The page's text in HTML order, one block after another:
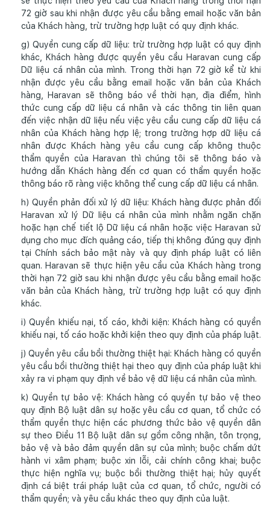
72 giờ sau khi nhận được yêu cầu bằng email hoặc văn bản
của Khách hàng, trừ trường hợp luật có quy định khác.
g) Quyền cung cấp dữ liệu: trừ trường hợp luật có quy định
khác, Khách hàng được quyền yêu cầu Haravan cung cấp
Dữ liệu cá nhân của mình. Trong thời hạn 72 giờ kể từ khi
nhận được yêu cầu bằng email hoặc văn bản của Khách
hàng, Haravan sẽ thông báo về thời hạn, địa điểm, hình
thức cung cấp dữ liệu cá nhân và các thông tin liên quan
đến việc nhận dữ liệu nếu việc yêu cầu cung cấp dữ liệu cá
nhân của Khách hàng hợp lệ; trong trường hợp dữ liệu cá
nhân được Khách hàng yêu cầu cung cấp không thuộc
thẩm quyền của Haravan thì chúng tôi sẽ thông báo và
hướng dẫn Khách hàng đến cơ quan có thẩm quyền hoặc
thông báo rõ ràng việc không thể cung cấp dữ liệu cá nhân.
h) Quyền phản đối xử lý dữ liệu: Khách hàng được phản đối
Haravan xử lý Dữ liệu cá nhân của mình nhằm ngăn chặn
hoặc hạn chế tiết lộ Dữ liệu cá nhân hoặc việc Haravan sử
dụng cho mục đích quảng cáo, tiếp thị không đúng quy định
tại Chính sách bảo mật này và quy định pháp luật có liên
quan. Haravan sẽ thực hiện yêu cầu của Khách hàng trong
thời hạn 72 giờ sau khi nhận được yêu cầu bằng email hoặc
văn bản của Khách hàng, trừ trường hợp luật có quy định
khác.
i) Quyền khiếu nại, tố cáo, khởi kiện: Khách hàng có quyền
khiếu nại, tố cáo hoặc khởi kiện theo quy định của pháp luật.
j) Quyền yêu cầu bồi thường thiệt hại: Khách hàng có quyền
yêu cầu bồi thường thiệt hại theo quy định của pháp luật khi
xảy ra vi phạm quy định về bảo vệ dữ liệu cá nhân của mình.
k) Quyền tự bảo vệ: Khách hàng có quyền tự bảo vệ theo
quy định Bộ luật dân sự hoặc yêu cầu cơ quan, tổ chức có
thẩm quyền thực hiện các phương thức bảo vệ quyền dân
sự theo Điều 11 Bộ luật dân sự gồm công nhận, tôn trọng,
bảo vệ và bảo đảm quyền dân sự của mình; buộc chấm dứt
hành vi xâm phạm; buộc xin lỗi, cải chính công khai; buộc
thực hiện nghĩa vụ; buộc bồi thường thiệt hại; hủy quyết
định cá biệt trái pháp luật của cơ quan, tổ chức, người có
thẩm quyền; và yêu cầu khác theo quy định của luật.